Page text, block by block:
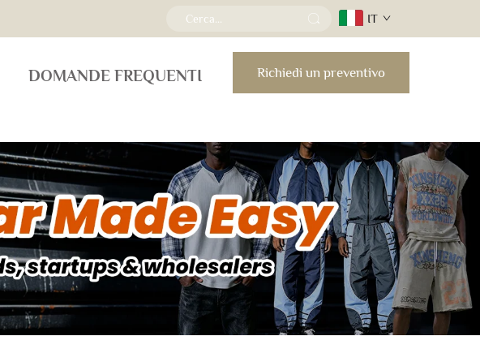
IT
DOMANDE FREQUENTI Richiedi un preventivo